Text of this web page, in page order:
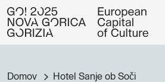
Domov Hotel Sanje ob Soči